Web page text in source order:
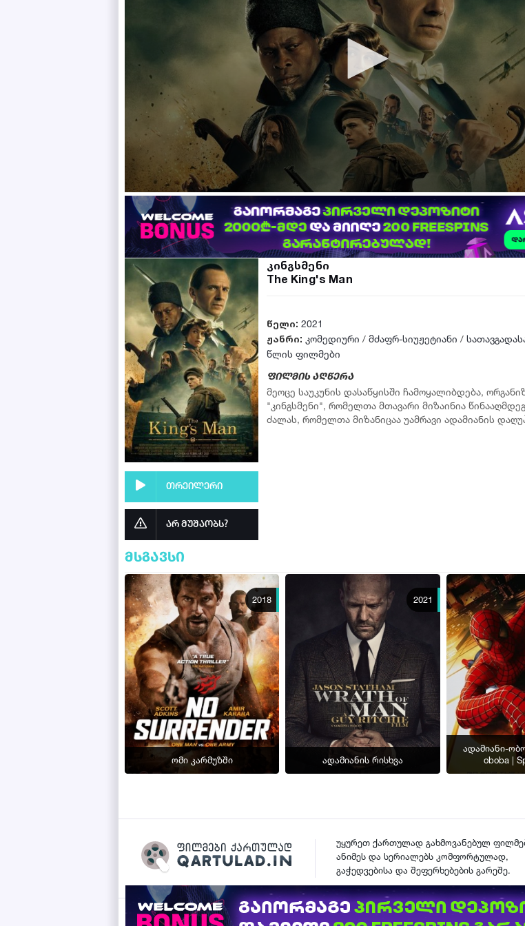
თრეილერი
არ მუშაობს?
კინგსმენი
The King's Man
წელი: 2021
ჟანრი: კომედიური / მძაფრ-სიუჟეტიანი /
წლის ფილმები
ფილმის აღწერა
მეოცე საუკუნის დასაწყისში ჩამოყალიბდება,
"კინგსმენი", რომელთა მთავარი მიზაინია
ძალას, რომელთა მიზანიცაა უამრავი ადამიანის
მსგავსი
2018
ომი კარმუზში
2021
ადამიანის რისხვა
ადამიანი-
oboba |
უყურეთ ქართულად გახმოვანებულ
ანიმეს და სერიალებს კომფორტულად,
გაჭედვებისა და შეფერხებების გარეშე.
ᲙᲝᲜᲢᲐᲥᲢᲘ
Qartulad.in © 2026